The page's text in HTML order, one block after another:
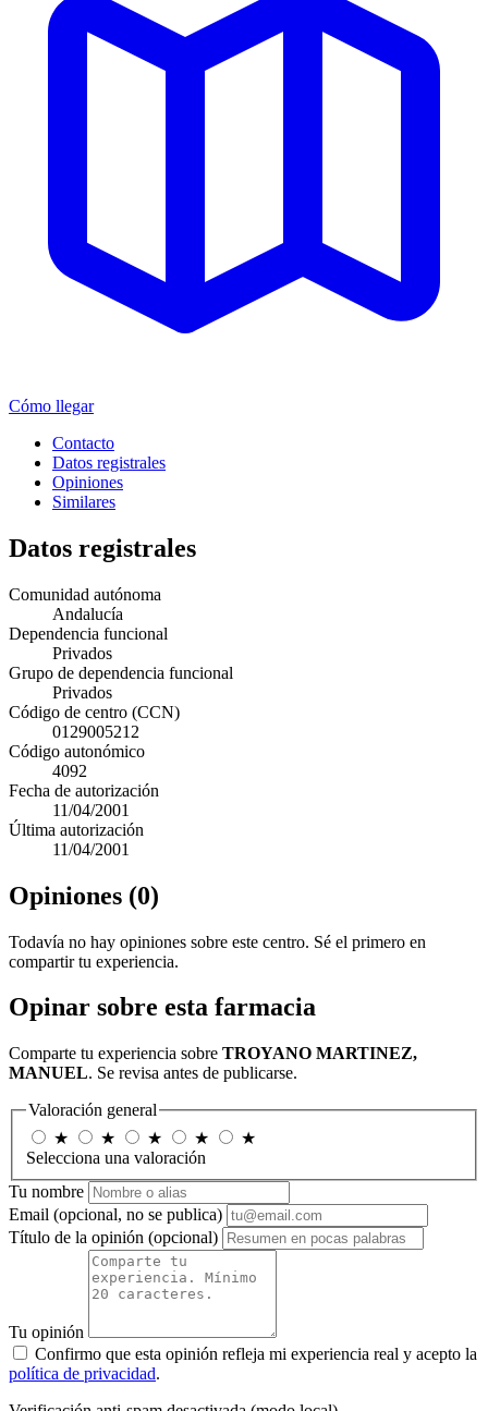
Cómo llegar
Contacto
Datos registrales
Opiniones
Similares
Datos registrales
Comunidad autónoma
Andalucía
Dependencia funcional
Privados
Grupo de dependencia funcional
Privados
Código de centro (CCN)
0129005212
Código autonómico
4092
Fecha de autorización
11/04/2001
Última autorización
11/04/2001
Opiniones (0)
Todavía no hay opiniones sobre este centro. Sé el primero en
compartir tu experiencia.
Opinar sobre esta farmacia
Comparte tu experiencia sobre TROYANO MARTINEZ,
MANUEL. Se revisa antes de publicarse.
Valoración general
★
★ ★ ★
★
Selecciona una valoración
Tu nombre
Email (opcional, no se publica)
Título de la opinión (opcional)
Tu opinión
Confirmo que esta opinión refleja mi experiencia real y acepto la
política de privacidad.